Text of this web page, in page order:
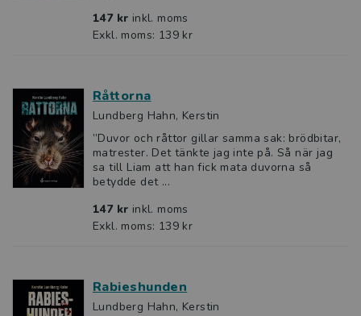
147 kr inkl. moms
Exkl. moms: 139 kr
Råttorna
Lundberg Hahn, Kerstin
”Duvor och råttor gillar samma sak: brödbitar,
matrester. Det tänkte jag inte på. Så när jag
sa till Liam att han fick mata duvorna så
betydde det ...
147 kr inkl. moms
Exkl. moms: 139 kr
Rabieshunden
Lundberg Hahn, Kerstin